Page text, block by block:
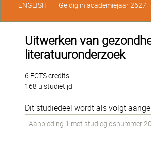
Uitwerken van
literatuuronderzoek
6 ECTS credits
168 u studietijd
Dit studiedeel wordt als volgt
Aanbieding 1 met studiegidsnummer
ENGLISH Geldig in academiejaar 2627